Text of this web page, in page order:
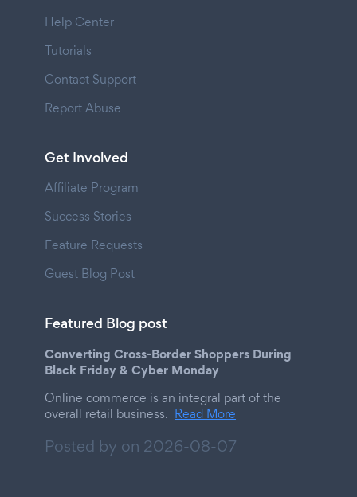
Help Center
Tutorials
Contact Support
Report Abuse
Get Involved
Affiliate Program
Success Stories
Feature Requests
Guest Blog Post
Featured Blog post
Converting Cross-Border Shoppers During
Black Friday & Cyber Monday
Online commerce is an integral part of the
overall retail business. Read More
Posted by on 2026-08-07